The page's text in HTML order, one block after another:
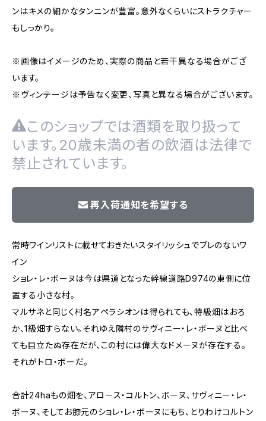
ンはキメの細かなタンニンが豊富。意外なくらいにストラクチャー
もしっかり。
※画像はイメージのため、実際の商品と若干異なる場合がござ
います。
※ヴィンテージは予告なく変更、写真と異なる場合がございます。
このショップでは酒類を取り扱って
います。20歳未満の者の飲酒は法律で
禁止されています。
再入荷通知を希望する
常時ワインリストに載せておきたいスタイリッシュでブレのないワ
イン
ショレ・レ・ボーヌは今は県道となった幹線道路D974の東側に位
置する小さな村。
マルサネと同じく村名アペラシオンは得られても、特級畑はおろ
か、1級畑すらない。それゆえ隣村のサヴィニー・レ・ボーヌと比べ
ても目立たぬ存在だが、この村には偉大なドメーヌが存在する。
それがトロ・ボーだ。
合計24haもの畑を、アロース・コルトン、ボーヌ、サヴィニー・レ・
ボーヌ、そしてお膝元のショレ・レ・ボーヌにもち、とりわけコルトン